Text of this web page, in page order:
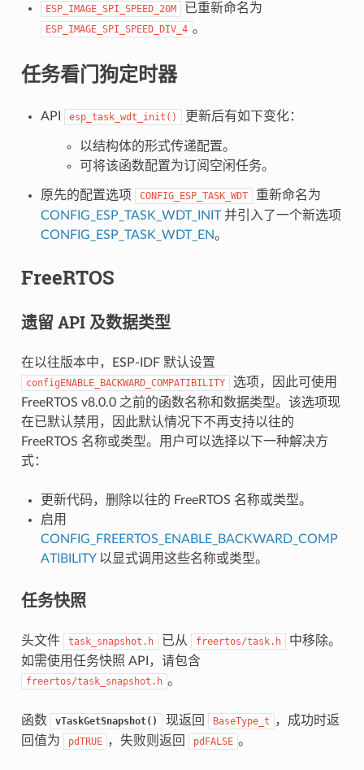
ESP_IMAGE_SPI_SPEED_20M 已重新命名为
ESP_IMAGE_SPI_SPEED_DIV_4 。
任务看门狗定时器
API esp_task_wdt_init() 更新后有如下变化：
以结构体的形式传递配置。
可将该函数配置为订阅空闲任务。
原先的配置选项 CONFIG_ESP_TASK_WDT
重新命名为
CONFIG_ESP_TASK_WDT_INIT并引入了一个新选项
CONFIG_ESP_TASK_WDT_EN。
FreeRTOS
遗留 API 及数据类型
在以往版本中，ESP-IDF 默认设置
configENABLE_BACKWARD_COMPATIBILITY
选项，因此可使用
FreeRTOS v8.0.0 之前的函数名称和数据类型。该选项现
在已默认禁用，因此默认情况下不再支持以往的
FreeRTOS 名称或类型。用户可以选择以下一种解决方
式：
更新代码，删除以往的 FreeRTOS 名称或类型。
启用
CONFIG_FREERTOS_ENABLE_BACKWARD_COMP
ATIBILITY以显式调用这些名称或类型。
任务快照
头文件 task_snapshot.h 已从 freertos/task.h
中移除。
如需使用任务快照 API，请包含
freertos/task_snapshot.h 。
函数 vTaskGetSnapshot() 现返回 BaseType_t
，成功时返
回值为
pdTRUE ，失败则返回 pdFALSE 。